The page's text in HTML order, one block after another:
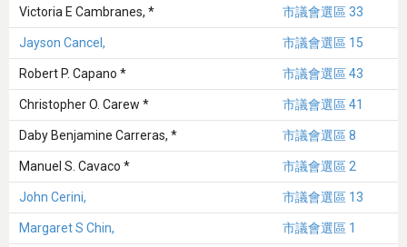
Victoria E Cambranes, * 市議會選區 33
Jayson Cancel, 市議會選區 15
Robert P. Capano * 市議會選區 43
Christopher O. Carew * 市議會選區 41
Daby Benjamine Carreras, * 市議會選區 8
Manuel S. Cavaco * 市議會選區 2
John Cerini, 市議會選區 13
Margaret S Chin, 市議會選區 1